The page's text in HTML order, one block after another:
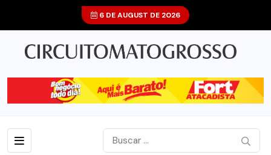
6 DE AUGUST DE 2026